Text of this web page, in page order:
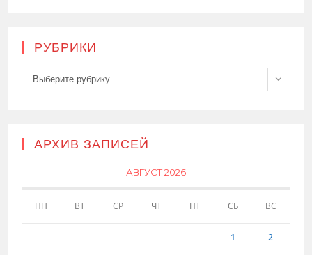
РУБРИКИ
Рубрики
Выберите рубрику
АРХИВ ЗАПИСЕЙ
АВГУСТ 2026
ПН ВТ СР ЧТ ПТ СБ ВС
1 2